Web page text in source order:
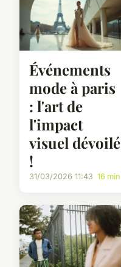
Événements
mode à paris
: l'art de
l'impact
visuel dévoilé
!
31/03/2026 11:43 16 min